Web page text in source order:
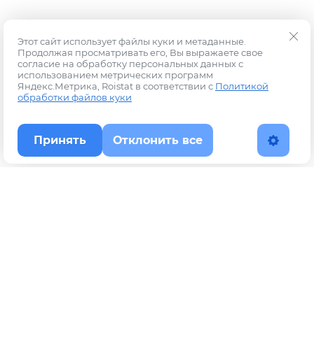
Этот сайт использует файлы куки и метаданные.
Продолжая просматривать его, Вы выражаете свое
согласие на обработку персональных данных с
использованием метрических программ
Яндекс.Метрика, Roistat в соответствии с Политикой
обработки файлов куки
Принять Отклонить все